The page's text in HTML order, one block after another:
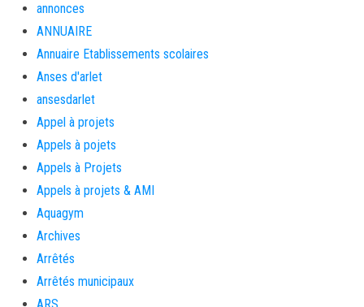
annonces
ANNUAIRE
Annuaire Etablissements scolaires
Anses d'arlet
ansesdarlet
Appel à projets
Appels à pojets
Appels à Projets
Appels à projets & AMI
Aquagym
Archives
Arrêtés
Arrêtés municipaux